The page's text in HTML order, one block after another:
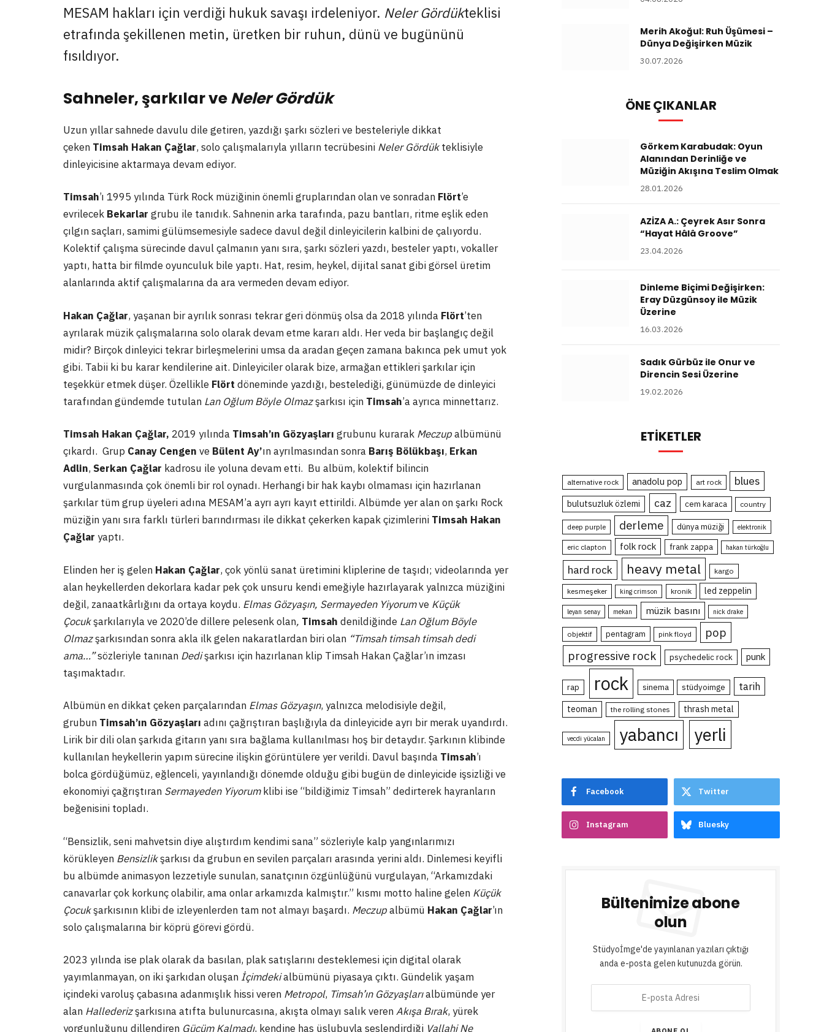
MESAM hakları için verdiği hukuk savaşı irdeleniyor. Neler Gördükteklisi
etrafında şekillenen metin, üretken bir ruhun, dünü ve bugününü
fısıldıyor.
Sahneler, şarkılar veNeler Gördük
Uzun yıllar sahnede davulu dile getiren, yazdığı şarkı sözleri ve besteleriyle dikkat
çeken Timsah Hakan Çağlar, solo çalışmalarıyla yılların tecrübesini Neler Gördükteklisiyle
dinleyicisine aktarmaya devam ediyor.
Timsah’ı 1995 yılında Türk Rock müziğinin önemli gruplarından olan ve sonradan Flört’e
evrilecek Bekarlar grubu ile tanıdık. Sahnenin arka tarafında, pazu bantları, ritme eşlik eden
çılgın saçları, samimi gülümsemesiyle sadece davul değil dinleyicilerin kalbini de çalıyordu.
Kolektif çalışma sürecinde davul çalmanın yanı sıra, şarkı sözleri yazdı, besteler yaptı, vokaller
yaptı, hatta bir filmde oyunculuk bile yaptı. Hat, resim, heykel, dijital sanat gibi görsel üretim
alanlarında aktif çalışmalarına da ara vermeden devam ediyor.
Hakan Çağlar, yaşanan bir ayrılık sonrası tekrar geri dönmüş olsa da 2018 yılında Flört’ten
ayrılarak müzik çalışmalarına solo olarak devam etme kararı aldı. Her veda bir başlangıç değil
midir? Birçok dinleyici tekrar birleşmelerini umsa da aradan geçen zamana bakınca pek umut yok
gibi. Tabii ki bu karar kendilerine ait. Dinleyiciler olarak bize, armağan ettikleri şarkılar için
teşekkür etmek düşer. Özellikle Flört döneminde yazdığı, bestelediği, günümüzde de dinleyici
tarafından gündemde tutulan Lan Oğlum Böyle Olmazşarkısı için Timsah’a ayrıca minnettarız.
Timsah Hakan Çağlar, 2019 yılında Timsah’ın Gözyaşları grubunu kurarak Meczupalbümünü
çıkardı. Grup Canay Cengen ve Bülent Ay’ın ayrılmasından sonra Barış Bölükbaşı, Erkan
Adlin, Serkan Çağlar kadrosu ile yoluna devam etti. Bu albüm, kolektif bilincin
vurgulanmasında çok önemli bir rol oynadı. Herhangi bir hak kaybı olmaması için hazırlanan
şarkılar tüm grup üyeleri adına MESAM’a ayrı ayrı kayıt ettirildi. Albümde yer alan on şarkı Rock
müziğin yanı sıra farklı türleri barındırması ile dikkat çekerken kapak çizimlerini Timsah Hakan
Çağlar yaptı.
Elinden her iş gelen Hakan Çağlar, çok yönlü sanat üretimini kliplerine de taşıdı; videolarında yer
alan heykellerden dekorlara kadar pek çok unsuru kendi emeğiyle hazırlayarak yalnızca müziğini
değil, zanaatkârlığını da ortaya koydu. Elmas Gözyaşın, Sermayeden Yiyorumve Küçük
Çocukşarkılarıyla ve 2020’de dillere pelesenk olan, Timsah denildiğinde Lan Oğlum Böyle
Olmazşarkısından sonra akla ilk gelen nakaratlardan biri olan “Timsah timsah timsah dedi
ama…”sözleriyle tanınan Dedişarkısı için hazırlanan klip Timsah Hakan Çağlar’ın imzası
taşımaktadır.
Albümün en dikkat çeken parçalarından Elmas Gözyaşın, yalnızca melodisiyle değil,
grubun Timsah’ın Gözyaşları adını çağrıştıran başlığıyla da dinleyicide ayrı bir merak uyandırdı.
Lirik bir dili olan şarkıda gitarın yanı sıra bağlama kullanılması hoş bir detaydır. Şarkının klibinde
kullanılan heykellerin yapım sürecine ilişkin görüntülere yer verildi. Davul başında Timsah’ı
bolca gördüğümüz, eğlenceli, yayınlandığı dönemde olduğu gibi bugün de dinleyicide işsizliği ve
ekonomiyi çağrıştıran Sermayeden Yiyorumklibi ise “bildiğimiz Timsah” dedirterek hayranların
beğenisini topladı.
“Bensizlik, seni mahvetsin diye alıştırdım kendimi sana” sözleriyle kalp yangınlarımızı
körükleyen Bensizlikşarkısı da grubun en sevilen parçaları arasında yerini aldı. Dinlemesi keyifli
bu albümde animasyon lezzetiyle sunulan, sanatçının özgünlüğünü vurgulayan, “Arkamızdaki
canavarlar çok korkunç olabilir, ama onlar arkamızda kalmıştır.” kısmı motto haline gelen Küçük
Çocukşarkısının klibi de izleyenlerden tam not almayı başardı. Meczupalbümü Hakan Çağlar’ın
solo çalışmalarına bir köprü görevi gördü.
2023 yılında ise plak olarak da basılan, plak satışlarını desteklemesi için digital olarak
yayımlanmayan, on iki şarkıdan oluşan İçimdekialbümünü piyasaya çıktı. Gündelik yaşam
içindeki varoluş çabasına adanmışlık hissi veren Metropol, Timsah’ın Gözyaşlarıalbümünde yer
alan Hallederizşarkısına atıfta bulunurcasına, akışta olmayı salık verenAkışa Bırak, yürek
yorgunluğunu dillendiren Gücüm Kalmadı, kendine has üslubuyla seslendirdiği Vallahi Ne
Merih Akoğul: Ruh Üşümesi –
Dünya Değişirken Müzik
30.07.2026
ÖNE ÇIKANLAR
Görkem Karabudak: Oyun
Alanından Derinliğe ve
Müziğin Akışına Teslim Olmak
28.01.2026
AZİZA A.: Çeyrek Asır Sonra
“Hayat Hâlâ Groove”
23.04.2026
Dinleme Biçimi Değişirken:
Eray Düzgünsoy ile Müzik
Üzerine
16.03.2026
Sadık Gürbüz ile Onur ve
Direncin Sesi Üzerine
19.02.2026
ETIKETLER
alternative rock anadolu pop art rock blues
bulutsuzluk özlemi caz cem karaca country
deep purple derleme dünya müziği elektronik
eric clapton folk rock frank zappa hakan türkoğlu
hard rock heavy metal kargo
kesmeşeker king crimson kronik led zeppelin
leyan senay mekan müzik basını nick drake
objektif pentagram pink floyd
pop
progressive rock
psychedelic rock punk
rap rock sinema stüdyoimge tarih
teoman the rolling stones thrash metal
vecdi yücalan yabancı yerli
Facebook Twitter
Instagram Bluesky
Bültenimize abone
olun
Stüdyoİmge'de yayınlanan yazıları çıktığı
anda e-posta gelen kutunuzda görün.